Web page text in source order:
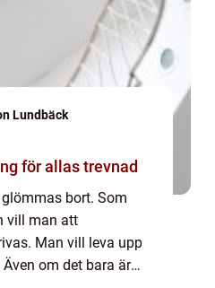
Lundbäck
för allas trevnad
bort. Som
vill man att
Man vill leva upp
om det bara är